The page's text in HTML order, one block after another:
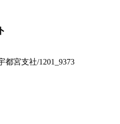
宮支社/1201_9373